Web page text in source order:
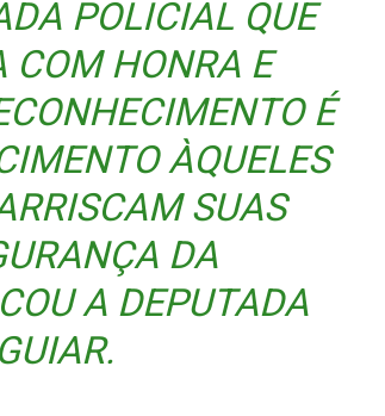
POLICIAL QUE
COM HONRA E
É
ÀQUELES
SUAS
DA
A DEPUTADA